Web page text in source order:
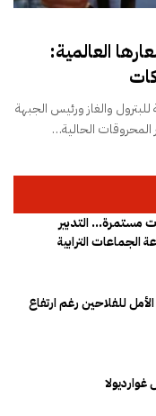
العالمية:
للبترول والغاز ورئيس الجبهة
المحروقات الحالية…
مستمرة… التدبير
الترابية
للفلاحين رغم ارتفاع